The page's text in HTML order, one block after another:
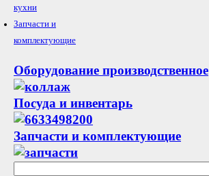
кухни
Запчасти и
комплектующие
Оборудование производственное
Посуда и инвентарь
Запчасти и комплектующие